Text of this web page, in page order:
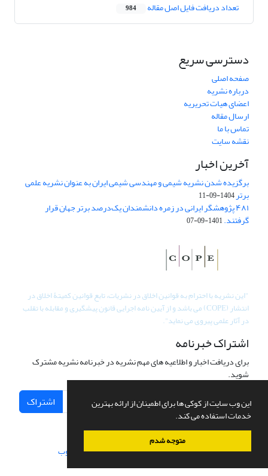
این وب سایت از کوکی ها برای اطمینان از ارائه بهترین
خدمات استفاده می کند.
متوجه شدم
تعداد دریافت فایل اصل مقاله 984
دسترسی سریع
صفحه اصلی
درباره نشریه
اعضای هیات تحریریه
ارسال مقاله
تماس با ما
نقشه سایت
آخرین اخبار
برگزیده شدن نشریه شیمی و مهندسی شیمی ایران به عنوان نشریه علمی
برتر1404-09-11
۴۸۱ پژوهشگر ایرانی در زمره دانشمندان یک‌درصد برتر جهان قرار
گرفتند.1401-09-07
"این نشریه با احترام به قوانین اخلاق در نشریات، تابع قوانین کمیتۀ اخلاق در
انتشار (COPE) می باشد و از آیین نامه اجرایی قانون پیشگیری و مقابله با تقلب
در آثار علمی پیروی می نماید".
اشتراک خبرنامه
برای دریافت اخبار و اطلاعیه های مهم نشریه در خبرنامه نشریه مشترک
شوید.
اشتراک
سامانه مدیریت نشریات علمی.طراحی و پیاده سازی از سیناوب